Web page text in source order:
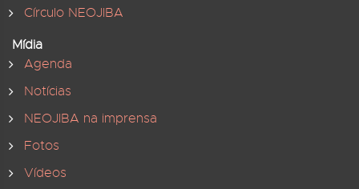
Círculo NEOJIBA
Mídia
Agenda
Notícias
NEOJIBA na imprensa
Fotos
Vídeos